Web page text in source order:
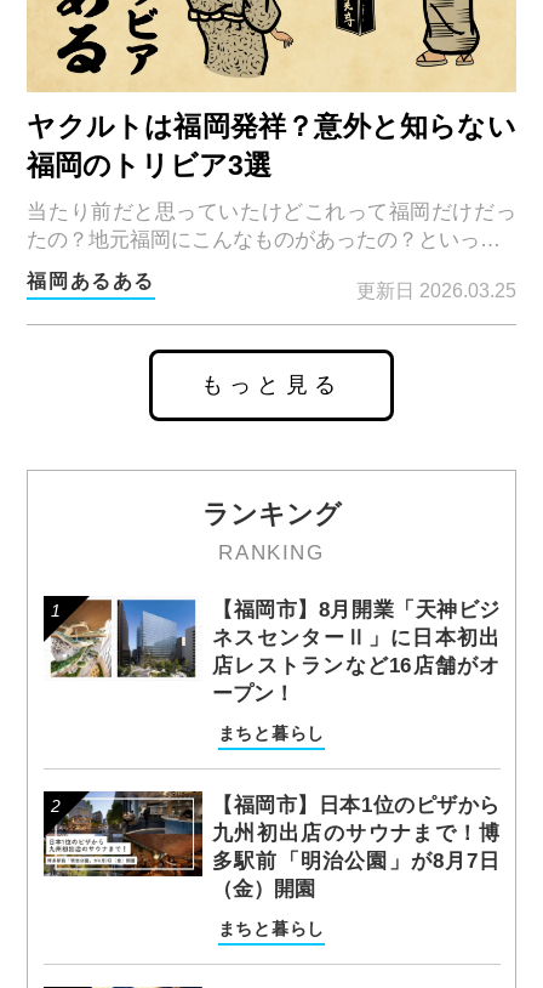
ヤクルトは福岡発祥？意外と知らない
福岡のトリビア3選
当たり前だと思っていたけどこれって福岡だけだっ
たの？地元福岡にこんなものがあったの？といっ…
福岡あるある 更新日 2026.03.25
もっと見る
ランキング
RANKING
【福岡市】8月開業「天神ビジ
ネスセンターⅡ」に日本初出
店レストランなど16店舗がオ
ープン！
まちと暮らし
【福岡市】日本1位のピザから
九州初出店のサウナまで！博
多駅前「明治公園」が8月7日
（金）開園
まちと暮らし